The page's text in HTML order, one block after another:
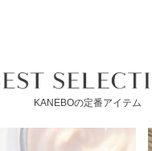
KANEBOの定番アイテム